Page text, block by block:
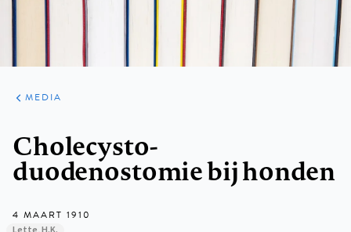
ARTIKELEN
VARIA
MEDIA
Cholecysto-
duodenostomie bij honden
4 MAART 1910